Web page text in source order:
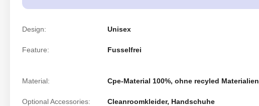
Design: Unisex
Feature: Fusselfrei
Material: Cpe-Material 100%, ohne recyled Materialien
Optional Accessories: Cleanroomkleider, Handschuhe